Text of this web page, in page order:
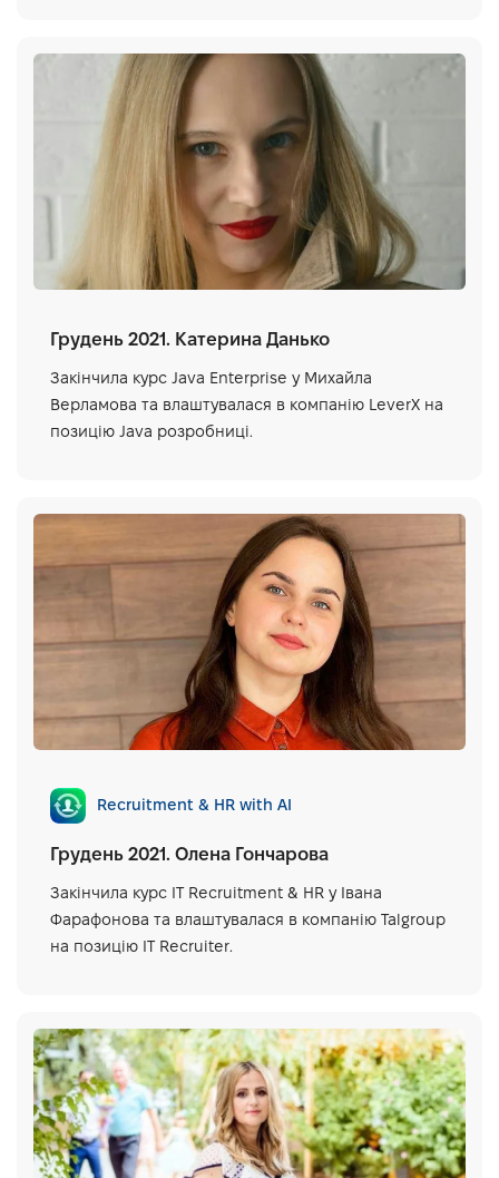
Грудень 2021. Катерина Данько
Закінчила курс Java Enterprise у Михайла
Верламова та влаштувалася в компанію LeverX на
позицію Java розробниці.
Recruitment & HR with AI
Грудень 2021. Олена Гончарова
Закінчила курс IT Recruitment & HR у Івана
Фарафонова та влаштувалася в компанію Talgroup
на позицію IT Recruiter.